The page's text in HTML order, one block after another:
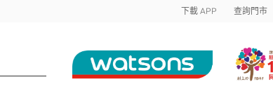
下載 APP 查詢門市